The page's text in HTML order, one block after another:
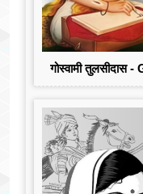
गोस्वामी